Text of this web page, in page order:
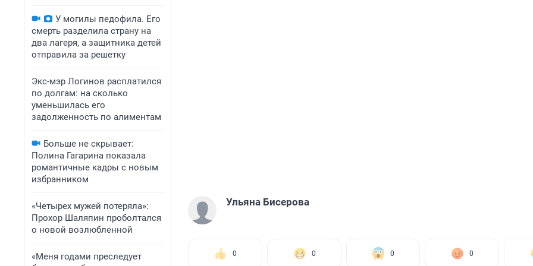
У могилы педофила. Его
смерть разделила страну на
два лагеря, а защитника детей
отправила за решетку
Экс-мэр Логинов расплатился
по долгам: на сколько
уменьшилась его
задолженность по алиментам
Больше не скрывает:
Полина Гагарина показала
романтичные кадры с новым
избранником
«Четырех мужей потеряла»:
Прохор Шаляпин проболтался
о новой возлюбленной
«Меня годами преследует
Ульяна Бисерова
0 0 0 0